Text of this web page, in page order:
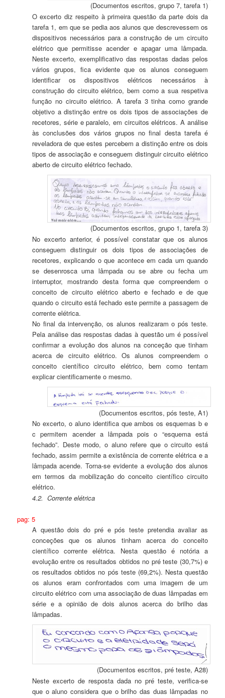
(Documentos escritos, grupo 7, tarefa 1)
O excerto diz respeito à primeira questão da parte dois da
tarefa 1, em que se pedia aos alunos que descrevessem os
dispositivos necessários para a construção de um circuito
elétrico que permitisse acender e apagar uma lâmpada.
Neste excerto, exemplificativo das respostas dadas pelos
vários grupos, fica evidente que os alunos conseguem
identificar os dispositivos elétricos necessários à
construção do circuito elétrico, bem como a sua respetiva
função no circuito elétrico. A tarefa 3 tinha como grande
objetivo a distinção entre os dois tipos de associações de
recetores, série e paralelo, em circuitos elétricos. A análise
às conclusões dos vários grupos no final desta tarefa é
reveladora de que estes percebem a distinção entre os dois
tipos de associação e conseguem distinguir circuito elétrico
aberto de circuito elétrico fechado.
(Documentos escritos, grupo 1, tarefa 3)
No excerto anterior, é possível constatar que os alunos
conseguem distinguir os dois tipos de associações de
recetores, explicando o que acontece em cada um quando
se desenrosca uma lâmpada ou se abre ou fecha um
interruptor, mostrando desta forma que compreendem o
conceito de circuito elétrico aberto e fechado e de que
quando o circuito está fechado este permite a passagem de
corrente elétrica.
No final da intervenção, os alunos realizaram o pós teste.
Pela análise das respostas dadas à questão um é possível
confirmar a evolução dos alunos na conceção que tinham
acerca de circuito elétrico. Os alunos compreendem o
conceito científico circuito elétrico, bem como tentam
explicar cientificamente o mesmo.
(Documentos escritos, pós teste, A1)
No excerto, o aluno identifica que ambos os esquemas b e
c permitem acender a lâmpada pois o “esquema está
fechado”. Deste modo, o aluno refere que o circuito está
fechado, assim permite a existência de corrente elétrica e a
lâmpada acende. Torna-se evidente a evolução dos alunos
em termos da mobilização do conceito científico circuito
elétrico.
4.2.Corrente elétrica
pag: 5
A questão dois do pré e pós teste pretendia avaliar as
conceções que os alunos tinham acerca do conceito
científico corrente elétrica. Nesta questão é notória a
evolução entre os resultados obtidos no pré teste (30,7%) e
os resultados obtidos no pós teste (69,2%). Nesta questão
os alunos eram confrontados com uma imagem de um
circuito elétrico com uma associação de duas lâmpadas em
série e a opinião de dois alunos acerca do brilho das
lâmpadas.
(Documentos escritos, pré teste, A28)
Neste excerto de resposta dada no pré teste, verifica-se
que o aluno considera que o brilho das duas lâmpadas no